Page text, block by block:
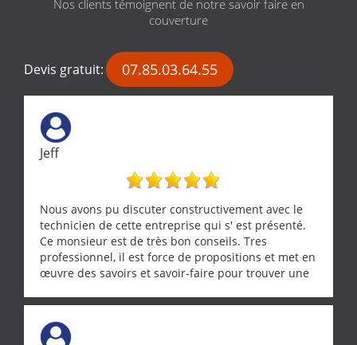
Nos clients témoignent de notre savoir faire en
couverture
Devis gratuit: 07.85.03.64.55
Jeff
Nous avons pu discuter constructivement avec le
technicien de cette entreprise qui s' est présenté.
Ce monsieur est de très bon conseils. Tres
professionnel, il est force de propositions et met en
œuvre des savoirs et savoir-faire pour trouver une
demande de l écoute et de la considération, ce qui
ne se trouve que chez les pationnés de leur métier.
Merci a ce monsieur pour sa disponibilité